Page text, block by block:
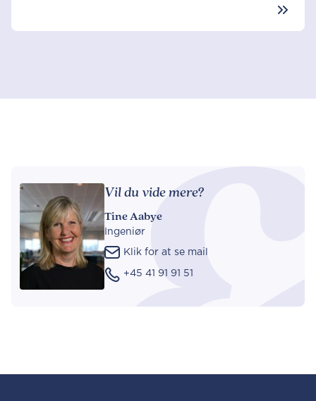
Vil du vide mere?
Tine Aabye
Ingeniør
Klik for at se mail
+45 41 91 91 51